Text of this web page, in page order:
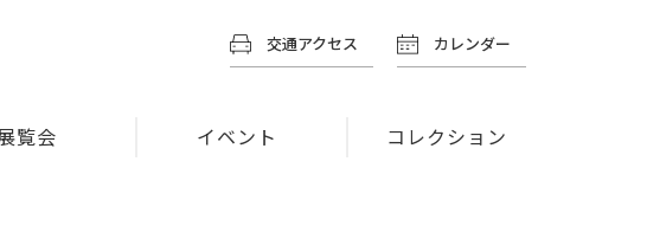
交通アクセス カレンダー
覧会 イベント コレクション